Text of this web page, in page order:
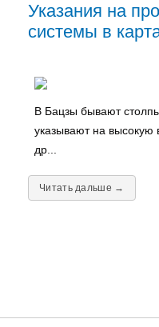
Указания на
системы в
В Бацзы бывают
указывают на высокую
др...
Читать дальше →